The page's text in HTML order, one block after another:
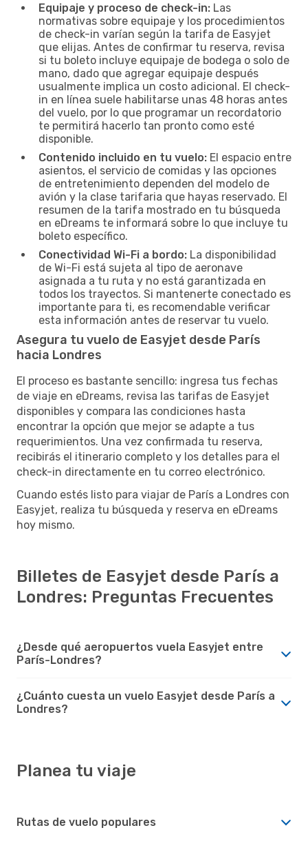
Equipaje y proceso de check-in: Las
normativas sobre equipaje y los procedimientos
de check-in varían según la tarifa de Easyjet
que elijas. Antes de confirmar tu reserva, revisa
si tu boleto incluye equipaje de bodega o solo de
mano, dado que agregar equipaje después
usualmente implica un costo adicional. El check-
in en línea suele habilitarse unas 48 horas antes
del vuelo, por lo que programar un recordatorio
te permitirá hacerlo tan pronto como esté
disponible.
Contenido incluido en tu vuelo: El espacio entre
asientos, el servicio de comidas y las opciones
de entretenimiento dependen del modelo de
avión y la clase tarifaria que hayas reservado. El
resumen de la tarifa mostrado en tu búsqueda
en eDreams te informará sobre lo que incluye tu
boleto específico.
Conectividad Wi-Fi a bordo: La disponibilidad
de Wi-Fi está sujeta al tipo de aeronave
asignada a tu ruta y no está garantizada en
todos los trayectos. Si mantenerte conectado es
importante para ti, es recomendable verificar
esta información antes de reservar tu vuelo.
Asegura tu vuelo de Easyjet desde París
hacia Londres
El proceso es bastante sencillo: ingresa tus fechas
de viaje en eDreams, revisa las tarifas de Easyjet
disponibles y compara las condiciones hasta
encontrar la opción que mejor se adapte a tus
requerimientos. Una vez confirmada tu reserva,
recibirás el itinerario completo y los detalles para el
check-in directamente en tu correo electrónico.
Cuando estés listo para viajar de París a Londres con
Easyjet, realiza tu búsqueda y reserva en eDreams
hoy mismo.
Billetes de Easyjet desde París a
Londres: Preguntas Frecuentes
¿Desde qué aeropuertos vuela Easyjet entre
París-Londres?
¿Cuánto cuesta un vuelo Easyjet desde París a
Londres?
Planea tu viaje
Rutas de vuelo populares